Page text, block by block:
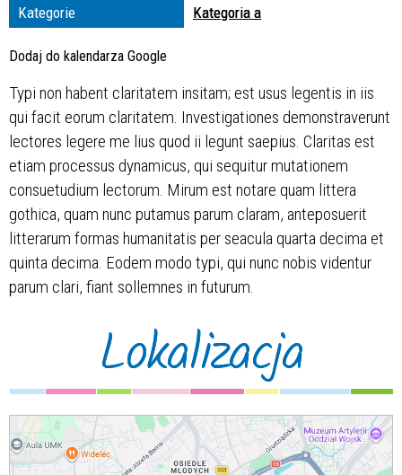
Miejsce
Organizator
Kategorie
Kategoria a
Dodaj do kalendarza Google
Typi non habent claritatem insitam; est usus legentis in iis
qui facit eorum claritatem. Investigationes demonstraverunt
lectores legere me lius quod ii legunt saepius. Claritas est
etiam processus dynamicus, qui sequitur mutationem
consuetudium lectorum. Mirum est notare quam littera
gothica, quam nunc putamus parum claram, anteposuerit
litterarum formas humanitatis per seacula quarta decima et
quinta decima. Eodem modo typi, qui nunc nobis videntur
parum clari, fiant sollemnes in futurum.
Lokalizacja